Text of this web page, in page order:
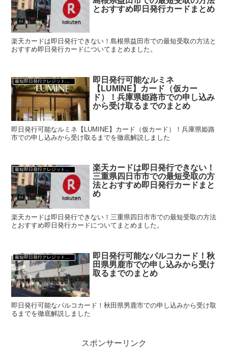
とおすすめ即日発行カードまとめ
楽天カードは即日発行できない！島根県益田市での最短受取の方法と
おすすめ即日発行カードについてまとめました。
最短即日発行クレジットカード
即日発行可能なルミネ
【LUMINE】カード（仮カー
ド）！兵庫県姫路市での申し込み
から受け取るまでのまとめ
即日発行可能なルミネ【LUMINE】カード（仮カード）！兵庫県姫路
市での申し込みから受け取るまでを徹底解説しました
楽天カードは即日発行できない！
三重県四日市市での最短受取の方
法とおすすめ即日発行カードまと
め
楽天カードは即日発行できない！三重県四日市市での最短受取の方法
とおすすめ即日発行カードについてまとめました。
最短即日発行クレジットカード
即日発行可能なパルコカード！秋
田県男鹿市での申し込みから受け
取るまでのまとめ
即日発行可能なパルコカード！秋田県男鹿市での申し込みから受け取
るまでを徹底解説しました
スポンサーリンク